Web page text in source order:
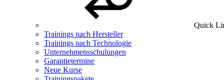
Quick
Trainings nach Hersteller
Trainings nach Technologie
Unternehmensschulungen
Garantietermine
Neue Kurse